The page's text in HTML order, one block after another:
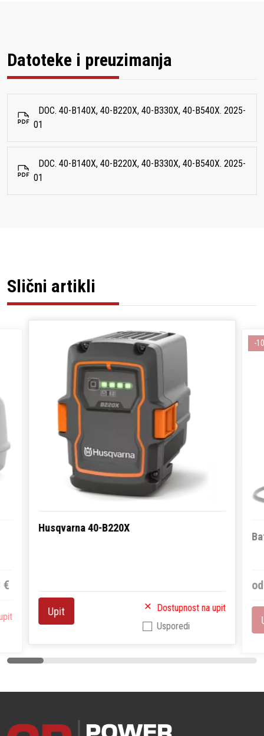
Datoteke i preuzimanja
DOC. 40-B140X, 40-B220X, 40-B330X, 40-B540X. 2025-
01
DOC. 40-B140X, 40-B220X, 40-B330X, 40-B540X. 2025-
01
Slični artikli
€
Husqvarna 40-B220X
Upit
Dostupnost na upit
Usporedi
-